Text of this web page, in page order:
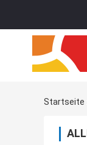
Startseite